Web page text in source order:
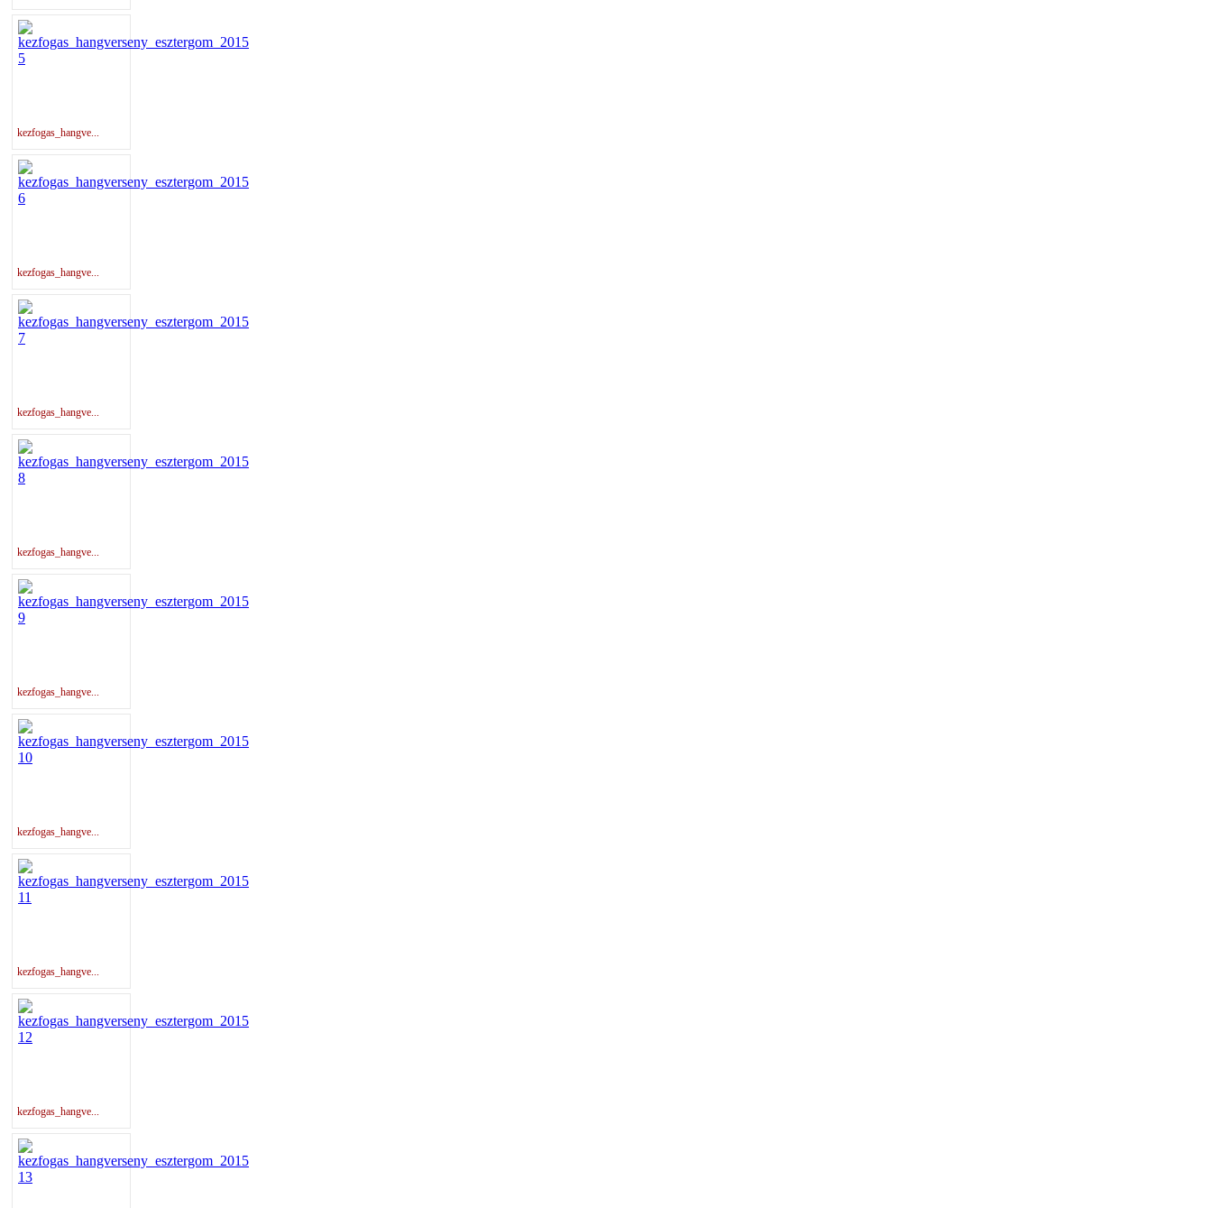
kezfogas_hangve...
kezfogas_hangve...
kezfogas_hangve...
kezfogas_hangve...
kezfogas_hangve...
kezfogas_hangve...
kezfogas_hangve...
kezfogas_hangve...